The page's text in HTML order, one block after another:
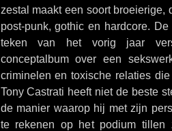
zestal maakt een soort broeierige,
post-punk, gothic en hardcore.
teken van het vorig jaar
conceptalbum over een
criminelen en toxische relaties
Tony Castrati heeft niet de beste
de manier waarop hij met zijn
te rekenen op het podium tillen